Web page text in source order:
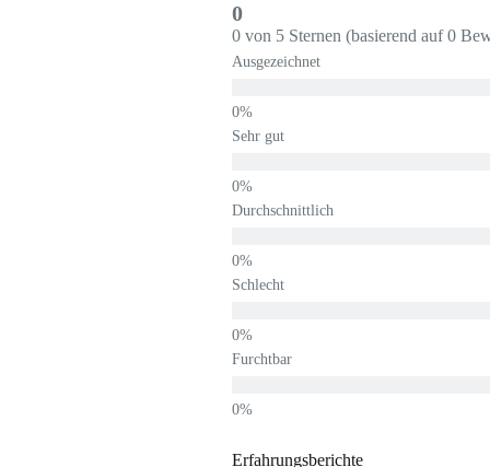
0
0 von 5 Sternen (basierend auf 0
Ausgezeichnet
Sehr gut
Durchschnittlich
Schlecht
Furchtbar
Erfahrungsberichte